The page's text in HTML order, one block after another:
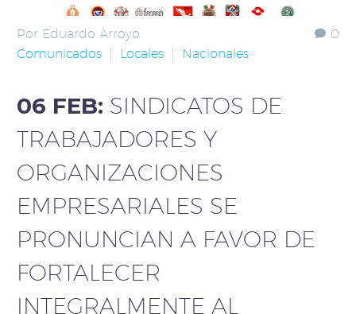
0
Por Eduardo Arroyo
Comunicados
Locales Nacionales
06 FEB: SINDICATOS DE
TRABAJADORES Y
ORGANIZACIONES
EMPRESARIALES SE
PRONUNCIAN A FAVOR DE
FORTALECER
INTEGRALMENTE AL